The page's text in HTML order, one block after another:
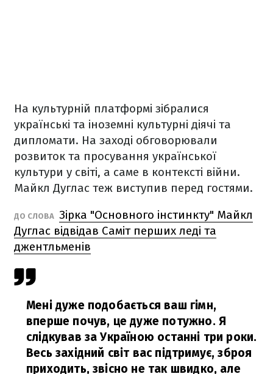
На культурній платформі зібралися
українські та іноземні культурні діячі та
дипломати. На заході обговорювали
розвиток та просування української
культури у світі, а саме в контексті війни.
Майкл Дуглас теж виступив перед гостями.
ДО СЛОВА Зірка "Основного інстинкту" Майкл
Дуглас відвідав Саміт перших леді та
джентльменів
Мені дуже подобається ваш гімн,
вперше почув, це дуже потужно. Я
слідкував за Україною останні три роки.
Весь західний світ вас підтримує, зброя
приходить, звісно не так швидко, але